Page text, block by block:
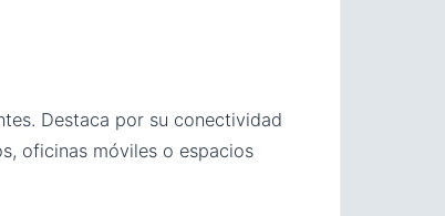
Destaca por su conectividad
oficinas móviles o espacios